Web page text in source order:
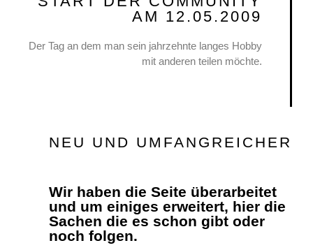
AM 12.05.2009
Der Tag an dem man sein jahrzehnte langes Hobby
mit anderen teilen möchte.
NEU UND UMFANGREICHER
Wir haben die Seite überarbeitet
und um einiges erweitert, hier die
Sachen die es schon gibt oder
noch folgen.